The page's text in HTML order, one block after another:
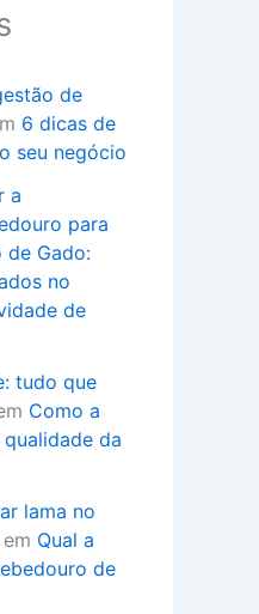
de
6 dicas de
seu negócio
a
para
de Gado:
no
de
tudo que
Como a
qualidade da
lama no
em Qual a
de